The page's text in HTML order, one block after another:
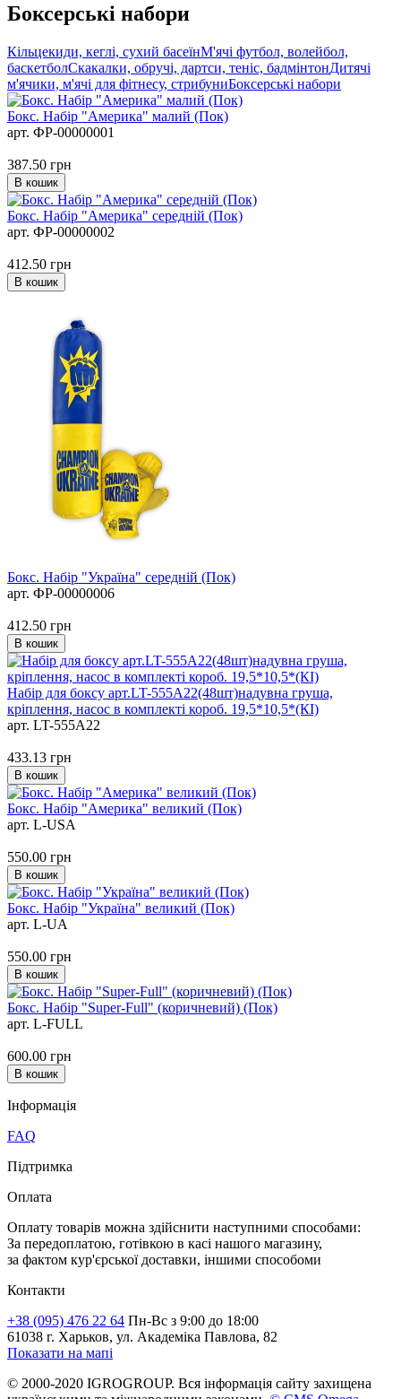
Боксерські набори
Кільцекиди, кеглі, сухий басеїнМ'ячі футбол, волейбол,
баскетболСкакалки, обручі, дартси, теніс, бадмінтонДитячі
м'ячики, м'ячі для фітнесу, стрибуниБоксерські набори
Бокс. Набір "Америка" малий (Пок)
арт. ФР-00000001
387.50 грн
В кошик
Бокс. Набір "Америка" середній (Пок)
арт. ФР-00000002
412.50 грн
В кошик
Бокс. Набір "Україна" середній (Пок)
арт. ФР-00000006
412.50 грн
В кошик
Набір для боксу арт.LT-555A22(48шт)надувна груша,
кріплення, насос в комплекті короб. 19,5*10,5*(КІ)
арт. LT-555A22
433.13 грн
В кошик
Бокс. Набір "Америка" великий (Пок)
арт. L-USA
550.00 грн
В кошик
Бокс. Набір "Україна" великий (Пок)
арт. L-UA
550.00 грн
В кошик
Бокс. Набір "Super-Full" (коричневий) (Пок)
арт. L-FULL
600.00 грн
В кошик
Iнформація
FAQ
Підтримка
Оплата
Оплату товарів можна здійснити наступними способами:
За передоплатою, готівкою в касі нашого магазину,
за фактом кур'єрської доставки, іншими способоми
Контакти
+38 (095) 476 22 64 Пн-Вс з 9:00 до 18:00
61038 г. Харьков, ул. Академіка Павлова, 82
Показати на мапі
© 2000-2020 IGROGROUP. Вся інформація сайту захищена